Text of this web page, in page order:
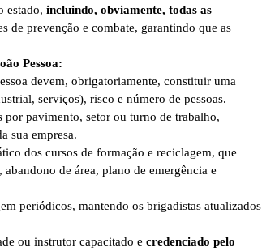
estado, incluindo, obviamente, todas as
de prevenção e combate, garantindo que as
Pessoa:
devem, obrigatoriamente, constituir uma
serviços), risco e número de pessoas.
pavimento, setor ou turno de trabalho,
sua empresa.
dos cursos de formação e reciclagem, que
de área, plano de emergência e
periódicos, mantendo os brigadistas atualizados
ou instrutor capacitado e credenciado pelo